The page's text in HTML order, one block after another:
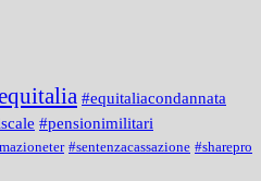
#equitaliacondannata
#pensionimilitari
#sentenzacassazione #sharepro